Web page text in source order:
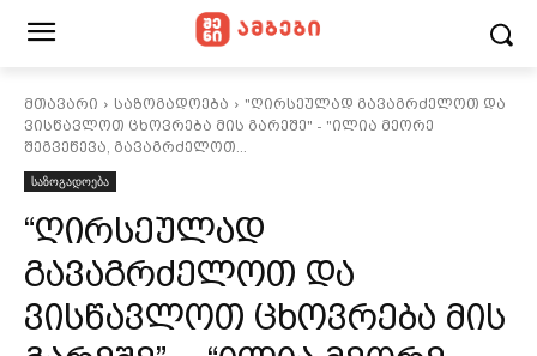
მთავარი საზოგადოება
"ღირსეულად გავაგრძელოთ და
ვისწავლოთ ცხოვრება მის გარეშე" - "ილია მეორე
შეგვეწევა, გავაგრძელოთ...
საზოგადოება
“ღირსეულად
გავაგრძელოთ და
ვისწავლოთ ცხოვრება მის